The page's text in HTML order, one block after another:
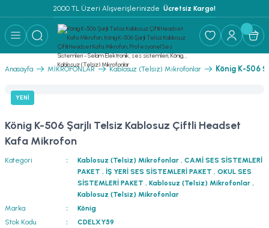
2000 TL Üzeri Alışverişlerinizde Ücretsiz Kargo!
Geri Dön
Geri Dön
Geri Dön
Hoparlörler
Geri Dön
Geri Dön
Geri Dön
Geri Dön
Sistemler
Mikrofonlar
Geri Dön
PAKET
PAKET
Geri Dön
Anasayfa MİKROFONLAR Kablosuz (Telsiz) Mikrofonlar König K-506
YENİ
König K-506 Şarjlı Telsiz Kablosuz Çiftli Headset
Kafa Mikrofon
Kategori Kablosuz (Telsiz) Mikrofonlar ,CAMİ SES SİSTEMLERİ
PAKET , İŞ YERİ SES SİSTEMLERİ PAKET ,OKUL SES
SİSTEMLERİ PAKET ,Kablosuz (Telsiz) Mikrofonlar ,
Kablosuz (Telsiz) Mikrofonlar
Marka
König
Stok Kodu
CDELXY59